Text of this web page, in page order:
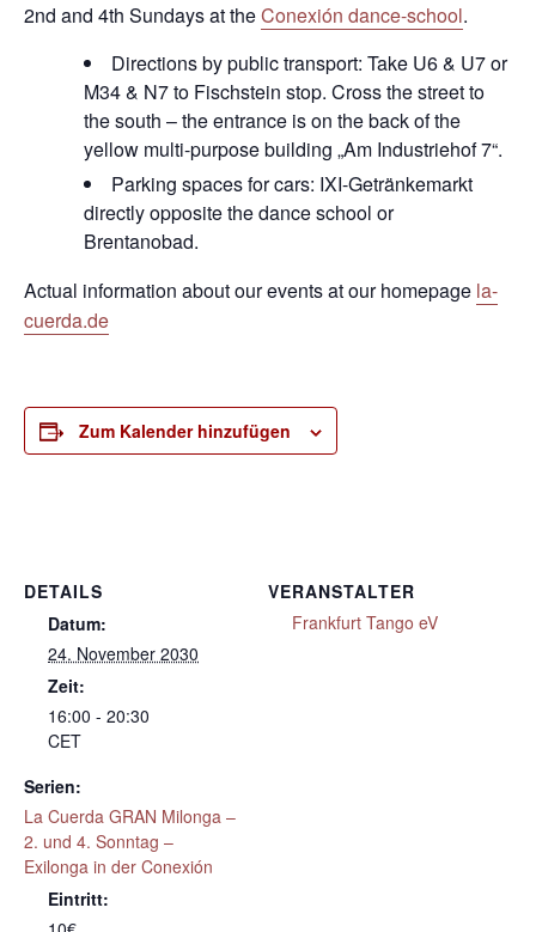
2nd and 4th Sundays at theConexión dance-school.
Directions by public transport: Take U6 & U7 or
M34 & N7 to Fischstein stop. Cross the street to
the south – the entrance is on the back of the
yellow multi-purpose building „Am Industriehof 7“.
Parking spaces for cars: IXI-Getränkemarkt
directly opposite the dance school or
Brentanobad.
Actual information about our events at our homepage la-
cuerda.de
Zum Kalender hinzufügen
DETAILS
Datum:
24. November 2030
Zeit:
16:00 - 20:30
CET
Serien:
La Cuerda GRAN Milonga –
2. und 4. Sonntag –
Exilonga in der Conexión
Eintritt:
VERANSTALTER
Frankfurt Tango eV